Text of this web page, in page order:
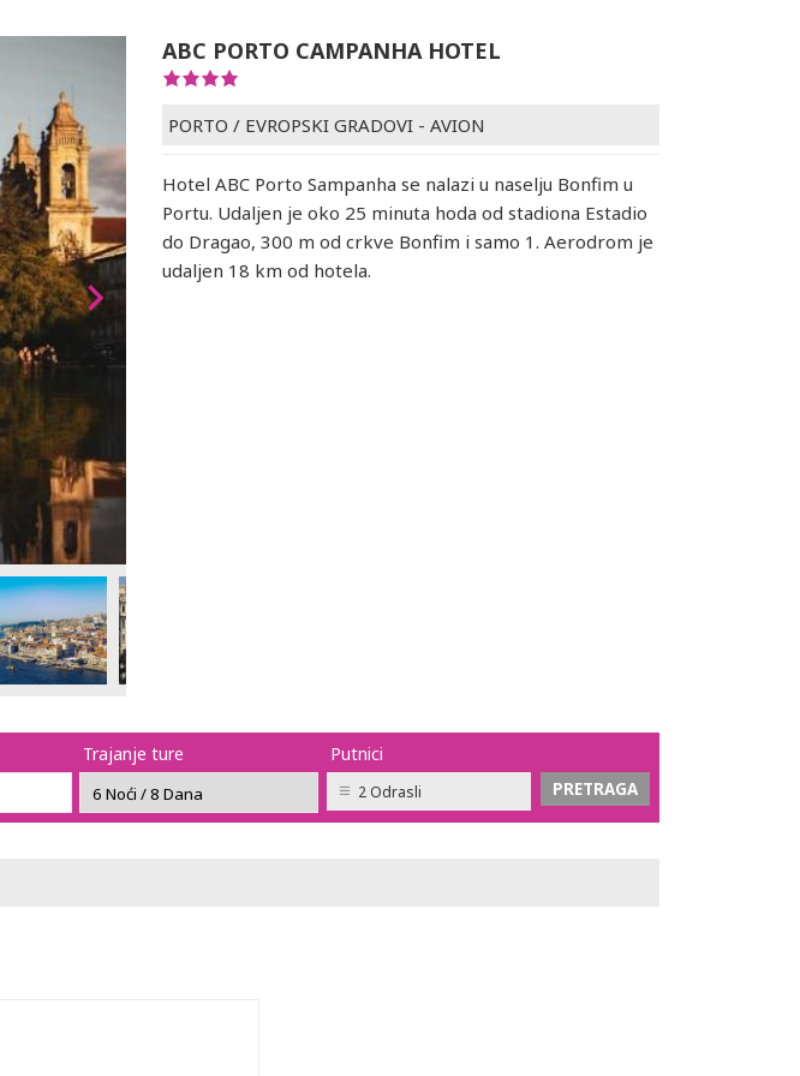
ABC PORTO CAMPANHA HOTEL
PORTO / EVROPSKI GRADOVI - AVION
Hotel ABC Porto Sampanha se nalazi u naselju Bonfim u
Portu. Udaljen je oko 25 minuta hoda od stadiona Estadio
do Dragao, 300 m od crkve Bonfim i samo 1. Aerodrom je
udaljen 18 km od hotela.
Trajanje ture Putnici
2 Odrasli